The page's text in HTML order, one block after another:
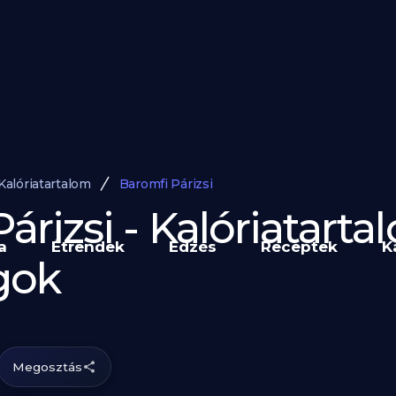
Étrendek Edzés Receptek
Baromfi Párizsi
-
Megosztás